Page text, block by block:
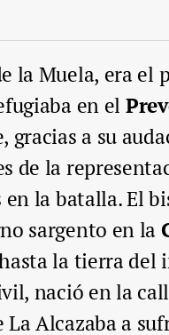
la Muela, era el
en el
gracias a su
de la
la batalla. El
sargento en la
la tierra del
nació en la
La Alcazaba a